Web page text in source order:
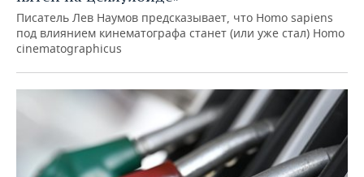
Писатель Лев Наумов предсказывает, что Homo sapiens
под влиянием кинематографа станет (или уже стал) Homo
cinematographicus